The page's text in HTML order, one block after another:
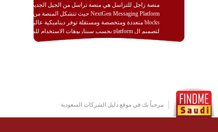
منصة زاجل للتراسل هي منصة تراسل من الجيل الجديد
NextGen Messaging Platform حيث تتشكل المنصة من
blocks متعددة ومتخصصة ومستقلة توفر ديناميكية عالية
لتصميم ال platform بحسب سيناريوهات الاستخدام للمنصة
وتتوافق مع النشر والاستثمار ضمن بيئة استضافة dedicated
http://www.plutosms.com/zagel
مرحباً بك في موقع دليل الشركات السعودية